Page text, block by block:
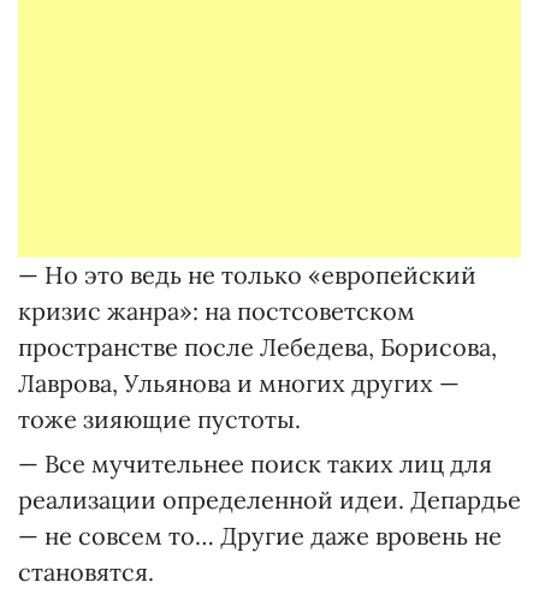
— Но это ведь не только «европейский
кризис жанра»: на постсоветском
пространстве после Лебедева, Борисова,
Лаврова, Ульянова и многих других —
тоже зияющие пустоты.
— Все мучительнее поиск таких лиц для
реализации определенной идеи. Депардье
— не совсем то… Другие даже вровень не
становятся.